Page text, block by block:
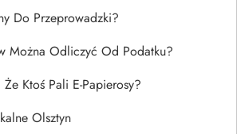
Do Przeprowadzki?
Można Odliczyć Od Podatku?
Ktoś Pali E-Papierosy?
Olsztyn